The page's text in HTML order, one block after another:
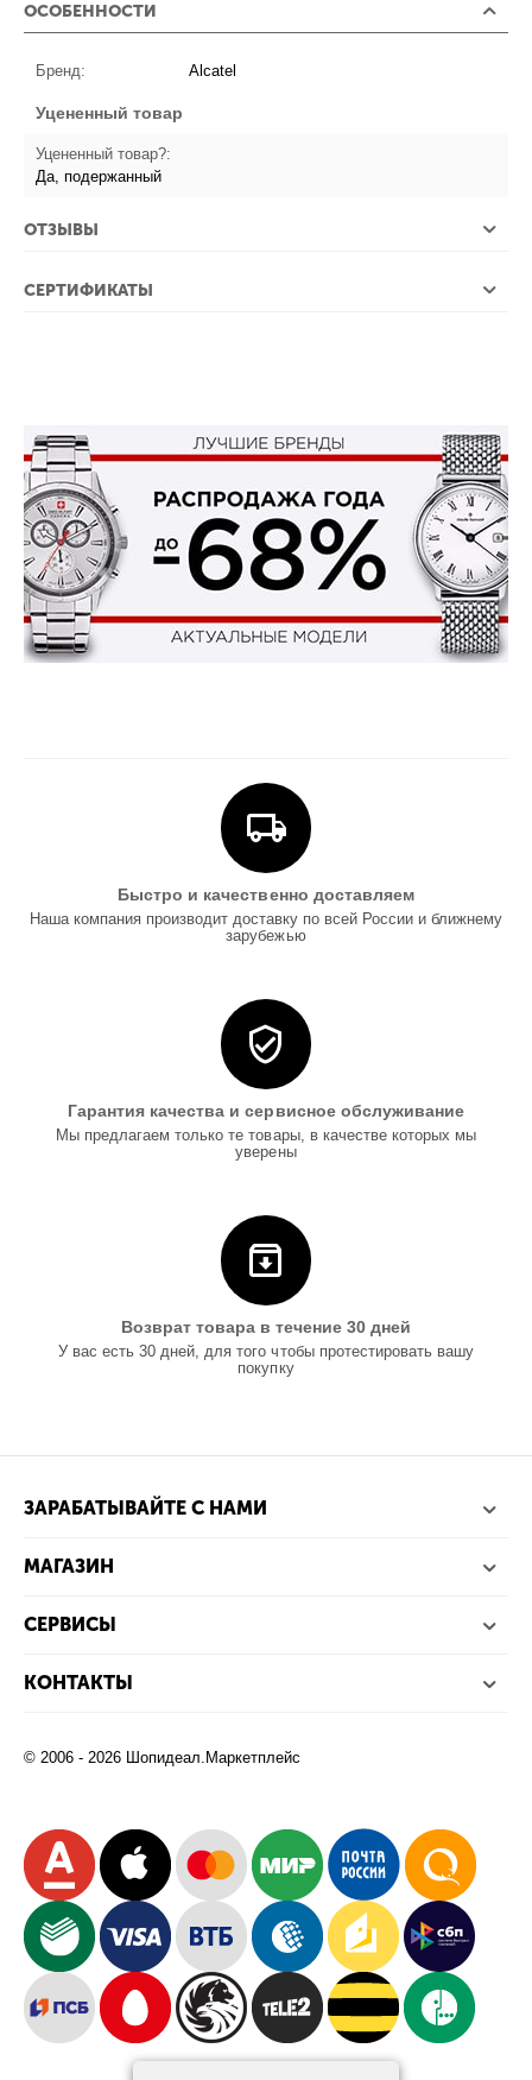
ОСОБЕННОСТИ
Бренд: Alcatel
Уцененный товар
Уцененный товар?:
Да, подержанный
ОТЗЫВЫ
СЕРТИФИКАТЫ
Быстро и качественно доставляем
Наша компания производит доставку по всей России и ближнему
зарубежью
Гарантия качества и сервисное обслуживание
Мы предлагаем только те товары, в качестве которых мы
уверены
Возврат товара в течение 30 дней
У вас есть 30 дней, для того чтобы протестировать вашу
покупку
ЗАРАБАТЫВАЙТЕ С НАМИ
МАГАЗИН
СЕРВИСЫ
КОНТАКТЫ
© 2006 - 2026 Шопидеал.Маркетплейс